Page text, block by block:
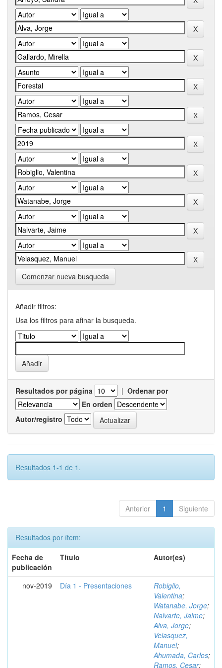
Comenzar nueva busqueda
Añadir filtros:
Usa los filtros para afinar la busqueda.
Resultados por página | Ordenar por
En orden
Autor/registro
Resultados 1-1 de 1.
Anterior 1 Siguiente
Resultados por ítem:
Fecha de
publicación
Título Autor(es)
nov-2019 Día 1 - Presentaciones
Robiglio,
Valentina;
Watanabe, Jorge;
Nalvarte, Jaime;
Alva, Jorge;
Velasquez,
Manuel;
Ahumada, Carlos;
Ramos, Cesar;